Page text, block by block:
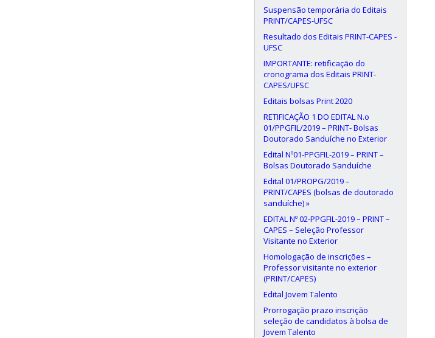
Suspensão temporária do Editais
PRINT/CAPES-UFSC
Resultado dos Editais PRINT-CAPES -
UFSC
IMPORTANTE: retificação do
cronograma dos Editais PRINT-
CAPES/UFSC
Editais bolsas Print 2020
RETIFICAÇÃO 1 DO EDITAL N.o
01/PPGFIL/2019 – PRINT- Bolsas
Doutorado Sanduíche no Exterior
Edital Nº01-PPGFIL-2019 – PRINT –
Bolsas Doutorado Sanduíche
Edital 01/PROPG/2019 –
PRINT/CAPES (bolsas de doutorado
sanduíche) »
EDITAL Nº 02-PPGFIL-2019 – PRINT –
CAPES – Seleção Professor
Visitante no Exterior
Homologação de inscrições –
Professor visitante no exterior
(PRINT/CAPES)
Edital Jovem Talento
Prorrogação prazo inscrição
seleção de candidatos à bolsa de
Jovem Talento